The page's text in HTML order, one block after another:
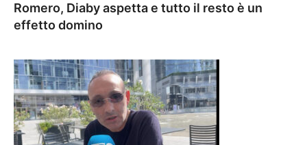
Romero, Diaby aspetta e tutto il resto è un
effetto domino